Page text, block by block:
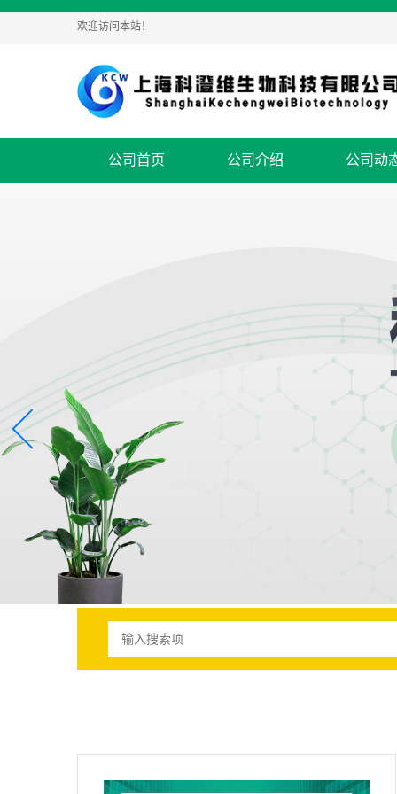
欢迎访问本站！
公司首页 公司介绍 公司动